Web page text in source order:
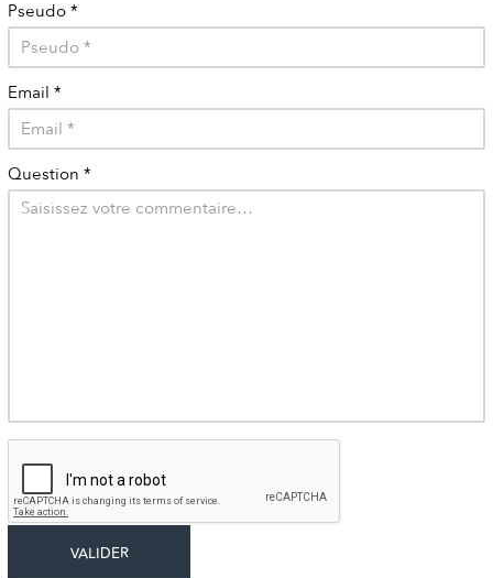
Pseudo *
Email *
Question *